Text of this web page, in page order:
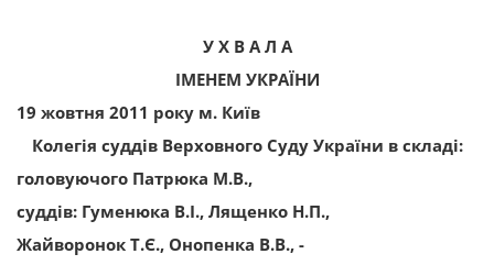
У Х В А Л А
ІМЕНЕМ УКРАЇНИ
19 жовтня 2011 року м. Київ
Колегія суддів Верховного Суду України в складі:
головуючого Патрюка М.В.,
суддів: Гуменюка В.І., Лященко Н.П.,
Жайворонок Т.Є., Онопенка В.В., -